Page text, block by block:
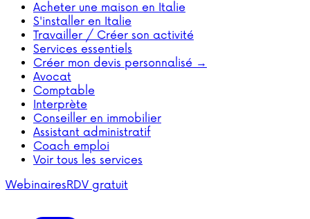
Acheter une maison en Italie
S'installer en Italie
Travailler / Créer son activité
Services essentiels
Créer mon devis personnalisé →
Avocat
Comptable
Interprète
Conseiller en immobilier
Assistant administratif
Coach emploi
Voir tous les services
WebinairesRDV gratuit